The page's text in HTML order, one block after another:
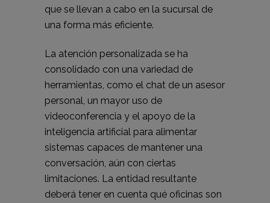
que se llevan a cabo en la sucursal de
una forma más eficiente.
La atención personalizada se ha
consolidado con una variedad de
herramientas, como el chat de un asesor
personal, un mayor uso de
videoconferencia y el apoyo de la
inteligencia artificial para alimentar
sistemas capaces de mantener una
conversación, aún con ciertas
limitaciones. La entidad resultante
deberá tener en cuenta qué oficinas son